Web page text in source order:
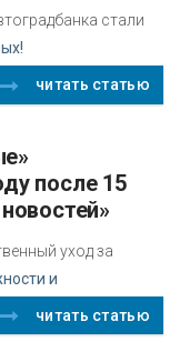
стали
читать статью
после 15
уход за
и
читать статью